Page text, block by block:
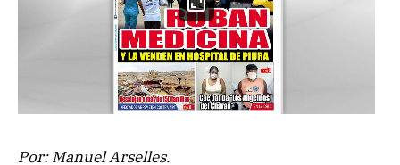
Por: Manuel Arselles.